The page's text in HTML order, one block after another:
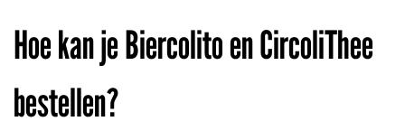
Hoe kan je Biercolito en CircoliThee
bestellen?